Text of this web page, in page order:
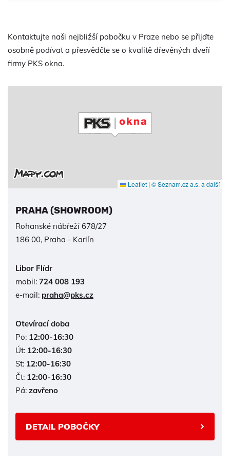
Kontaktujte naši nejbližší pobočku v Praze nebo se přijďte
osobně podívat a přesvědčte se o kvalitě dřevěných dveří
firmy PKS okna.
Leaflet | © Seznam.cz a.s. a další
PRAHA (SHOWROOM)
Rohanské nábřeží 678/27
186 00, Praha - Karlín
Libor Flídr
mobil: 724 008 193
e-mail: praha@pks.cz
Otevírací doba
Po: 12:00-16:30
Út: 12:00-16:30
St: 12:00-16:30
Čt: 12:00-16:30
Pá: zavřeno
DETAIL POBOČKY